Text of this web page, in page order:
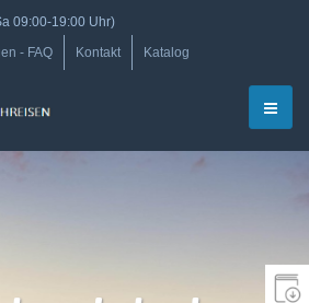
09:00-19:00 Uhr)
- FAQ Kontakt Katalog